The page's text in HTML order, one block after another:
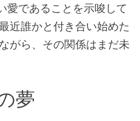
愛であることを示唆して
近誰かと付き合い始めた
がら、その関係はまだ未
夢